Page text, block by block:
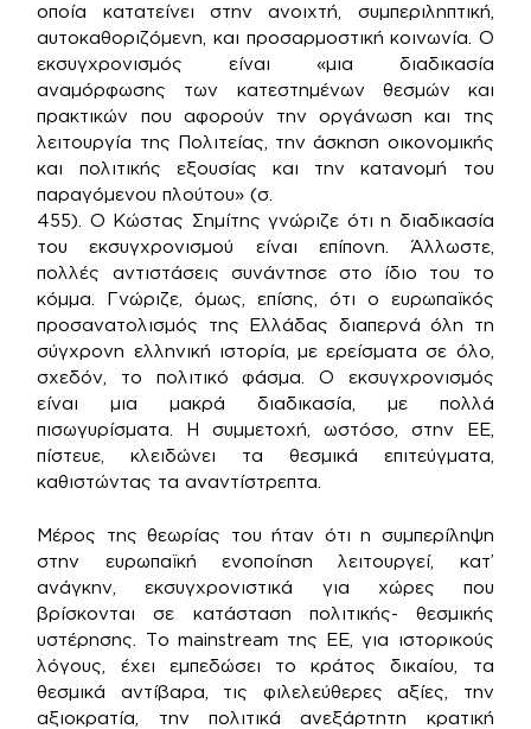
οποία κατατείνει στην ανοιχτή, συμπεριληπτική,
αυτοκαθοριζόμενη, και προσαρμοστική κοινωνία. Ο
εκσυγχρονισμός είναι «μια διαδικασία
αναμόρφωσης των κατεστημένων θεσμών και
πρακτικών που αφορούν την οργάνωση και της
λειτουργία της Πολιτείας, την άσκηση οικονομικής
και πολιτικής εξουσίας και την κατανομή του
παραγόμενου πλούτου» (σ.
455). Ο Κώστας Σημίτης γνώριζε ότι η διαδικασία
του εκσυγχρονισμού είναι επίπονη. Άλλωστε,
πολλές αντιστάσεις συνάντησε στο ίδιο του το
κόμμα. Γνώριζε, όμως, επίσης, ότι ο ευρωπαϊκός
προσανατολισμός της Ελλάδας διαπερνά όλη τη
σύγχρονη ελληνική ιστορία, με ερείσματα σε όλο,
σχεδόν, το πολιτικό φάσμα. Ο εκσυγχρονισμός
είναι μια μακρά διαδικασία, με πολλά
πισωγυρίσματα. Η συμμετοχή, ωστόσο, στην ΕΕ,
πίστευε, κλειδώνει τα θεσμικά επιτεύγματα,
καθιστώντας τα αναντίστρεπτα.
Μέρος της θεωρίας του ήταν ότι η συμπερίληψη
στην ευρωπαϊκή ενοποίηση λειτουργεί, κατ’
ανάγκην, εκσυγχρονιστικά για χώρες που
βρίσκονται σε κατάσταση πολιτικής- θεσμικής
υστέρησης. Το mainstream της ΕΕ, για ιστορικούς
λόγους, έχει εμπεδώσει το κράτος δικαίου, τα
θεσμικά αντίβαρα, τις φιλελεύθερες αξίες, την
αξιοκρατία, την πολιτικά ανεξάρτητη κρατική